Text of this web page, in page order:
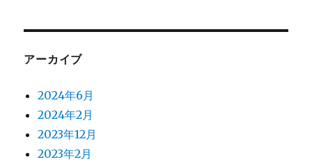
アーカイブ
2024年6月
2024年2月
2023年12月
2023年2月